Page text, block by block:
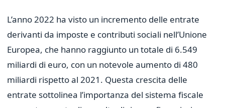
L’anno 2022 ha visto un incremento delle entrate
derivanti da imposte e contributi sociali nell’Unione
Europea, che hanno raggiunto un totale di 6.549
miliardi di euro, con un notevole aumento di 480
miliardi rispetto al 2021. Questa crescita delle
entrate sottolinea l’importanza del sistema fiscale